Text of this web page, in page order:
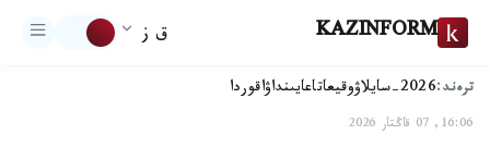
KAZINFORM ق ز
ترەند:2026-سايلاۋ وقيعاتاعايىنداۋاقوردا
16:06, 07 قاڭتار 2026